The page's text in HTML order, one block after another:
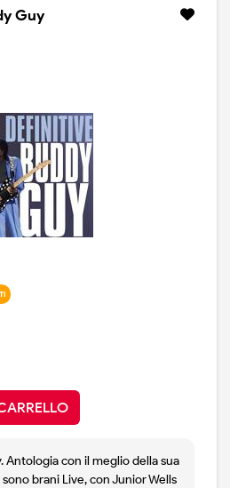
Bee, Nel disco ci sono
come Mavis Staples, Elvis
Guy
Antologia con il meglio della sua
brani Live, con Junior Wells